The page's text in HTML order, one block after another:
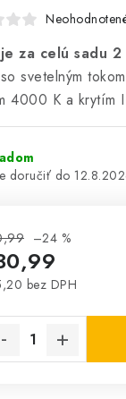
za celú sadu 2
svetelným
4000 K a krytím
–24 %
bez DPH